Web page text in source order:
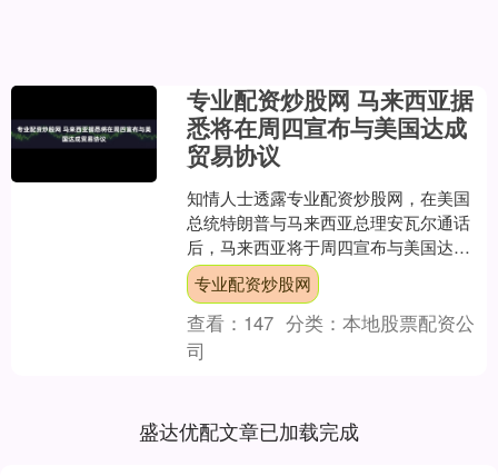
专业配资炒股网 马来西亚据
悉将在周四宣布与美国达成
贸易协议
知情人士透露专业配资炒股网，在美国
总统特朗普与马来西亚总理安瓦尔通话
后，马来西亚将于周四宣布与美国达成
贸易协议。 知情人士称，两国此前曾就
低于20%的关税税率进....
专业配资炒股网
查看： 147 分类：本地股票配资公
司
盛达优配文章已加载完成